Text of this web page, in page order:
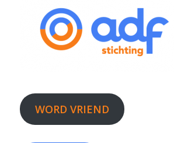
WORD VRIEND